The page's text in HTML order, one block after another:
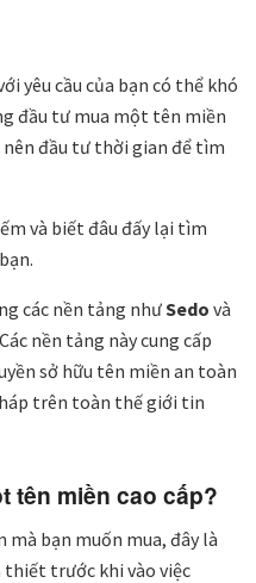
yêu cầu của bạn có thể khó
đầu tư mua một tên miền
nên đầu tư thời gian để tìm
và biết đâu đấy lại tìm
các nền tảng nhưSedo và
nền tảng này cung cấp
sở hữu tên miền an toàn
trên toàn thế giới tin
tên miền cao cấp?
bạn muốn mua, đây là
thiết trước khi vào việc